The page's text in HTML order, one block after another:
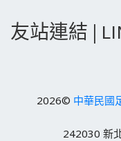
友站連結 |
2026© 中華民國
242030 新